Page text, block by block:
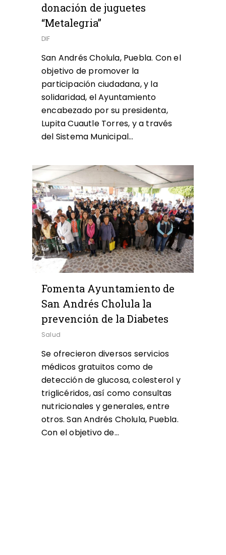
donación de juguetes
“Metalegria”
DIF
San Andrés Cholula, Puebla. Con el
objetivo de promover la
participación ciudadana, y la
solidaridad, el Ayuntamiento
encabezado por su presidenta,
Lupita Cuautle Torres, y a través
del Sistema Municipal…
Fomenta Ayuntamiento de
San Andrés Cholula la
prevención de la Diabetes
Salud
Se ofrecieron diversos servicios
médicos gratuitos como de
detección de glucosa, colesterol y
triglicéridos, así como consultas
nutricionales y generales, entre
otros. San Andrés Cholula, Puebla.
Con el objetivo de…
0